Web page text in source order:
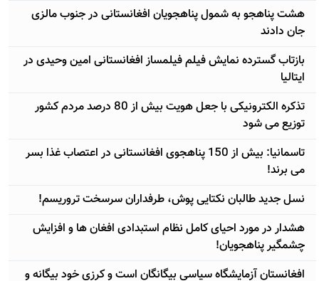
هشت پناهجو به شمول پناهجویان افغانستانی در جنوب مالزی
جان دادند
بازتاب گسترده نمایش فیلم فیلمساز افغانستانی امین وحیدی در
ایتالیا
تذکره الکترونیکی با جعل هویت بیش از 80 درصد مردم کشور
توزیع می شود
تاسمانیا: بیش از 150 پناهجوی افغانستانی در اعتصاب غذا بسر
می برند!
نسل جدید طالبان نکتایی پوش، طرفداران سرسخت تروریسم!
هشدار در مورد احیای کامل نظام استبدادی افغان ها و افزایش
چشمگیر پناهجویان!
افغانستان آزمایشگاه سیاسی بیگانگان است و کرزی خود بیگانه و